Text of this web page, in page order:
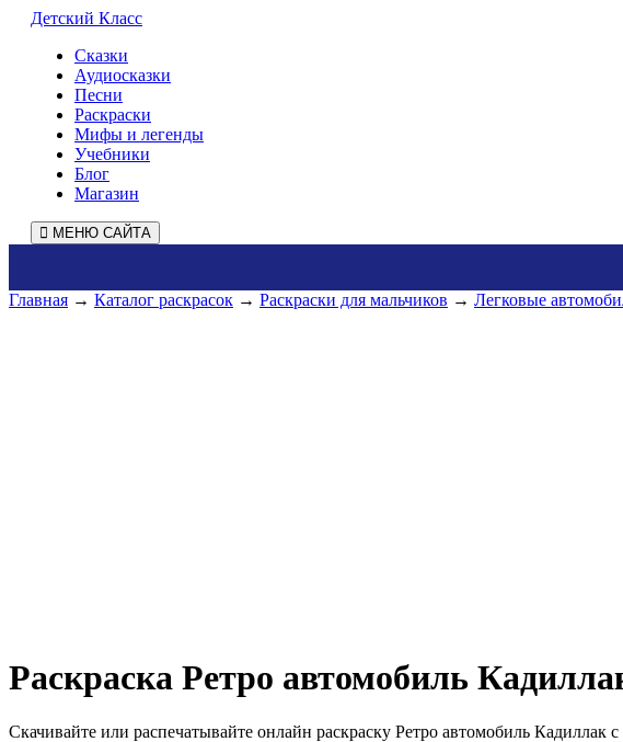
Детский Класс
Сказки
Аудиосказки
Песни
Раскраски
Мифы и легенды
Учебники
Блог
Магазин
МЕНЮ САЙТА
Главная → Каталог раскрасок → Раскраски для мальчиков → Легковые
Раскраска Ретро автомобиль
Скачивайте или распечатывайте онлайн раскраску Ретро автомобиль Кадиллак